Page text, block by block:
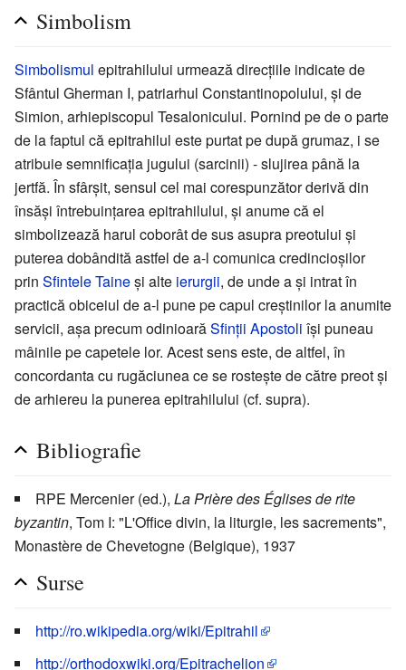
Simbolism
Simbolismul epitrahilului urmează direcţiile indicate de
Sfântul Gherman I, patriarhul Constantinopolului, şi de
Simion, arhiepiscopul Tesalonicului. Pornind pe de o parte
de la faptul că epitrahilul este pur­tat pe după grumaz, i se
atribuie semnificaţia jugului (sarcinii) - slujirea până la
jertfă. În sfârşit, sensul cel mai corespunzător derivă din
însăşi întrebuinţarea epitrahilului, şi anume că el
simbolizează harul coborât de sus asupra preotului şi
puterea dobândită astfel de a-l comunica credincioşilor
prin Sfintele Taineşi alte ierurgii, de unde a şi intrat în
practică obiceiul de a-l pune pe capul creştinilor la anumite
servicii, aşa precum odinioarăSfinţii Apostoli îşi puneau
mâinile pe capetele lor. Acest sens este, de altfel, în
concordanta cu rugăciunea ce se rosteşte de către preot şi
de arhiereu la punerea epitrahilului (cf. supra).
Bibliografie
RPE Mercenier (ed.), La Prière des Églises de rite
byzantin, Tom I: "L'Office divin, la liturgie, les sacrements",
Monastère de Chevetogne (Belgique), 1937
Surse
http://ro.wikipedia.org/wiki/Epitrahil
http://orthodoxwiki.org/Epitrachelion